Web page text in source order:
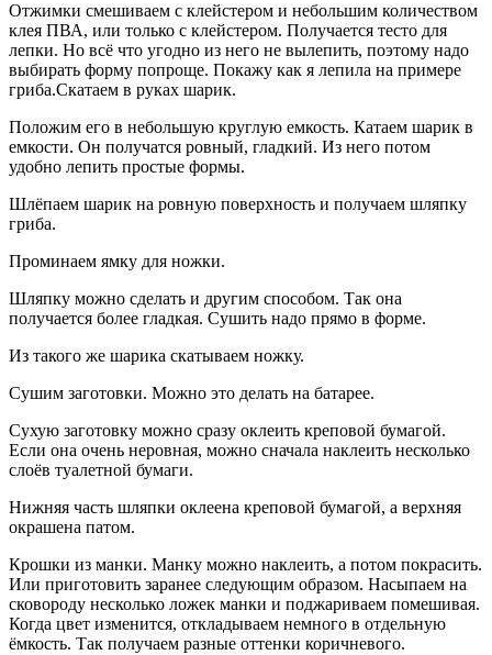
Отжимки смешиваем с клейстером и небольшим количеством
клея ПВА, или только с клейстером. Получается тесто для
лепки. Но всё что угодно из него не вылепить, поэтому надо
выбирать форму попроще. Покажу как я лепила на примере
гриба.Скатаем в руках шарик.
Положим его в небольшую круглую емкость. Катаем шарик в
емкости. Он получатся ровный, гладкий. Из него потом
удобно лепить простые формы.
Шлёпаем шарик на ровную поверхность и получаем шляпку
гриба.
Проминаем ямку для ножки.
Шляпку можно сделать и другим способом. Так она
получается более гладкая. Сушить надо прямо в форме.
Из такого же шарика скатываем ножку.
Сушим заготовки. Можно это делать на батарее.
Сухую заготовку можно сразу оклеить креповой бумагой.
Если она очень неровная, можно сначала наклеить несколько
слоёв туалетной бумаги.
Нижняя часть шляпки оклеена креповой бумагой, а верхняя
окрашена патом.
Крошки из манки. Манку можно наклеить, а потом покрасить.
Или приготовить заранее следующим образом. Насыпаем на
сковороду несколько ложек манки и поджариваем помешивая.
Когда цвет изменится, откладываем немного в отдельную
ёмкость. Так получаем разные оттенки коричневого.